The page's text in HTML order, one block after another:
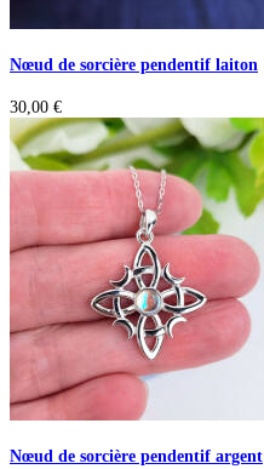
Nœud de sorcière pendentif laiton
30,00 €
Nœud de sorcière pendentif argent